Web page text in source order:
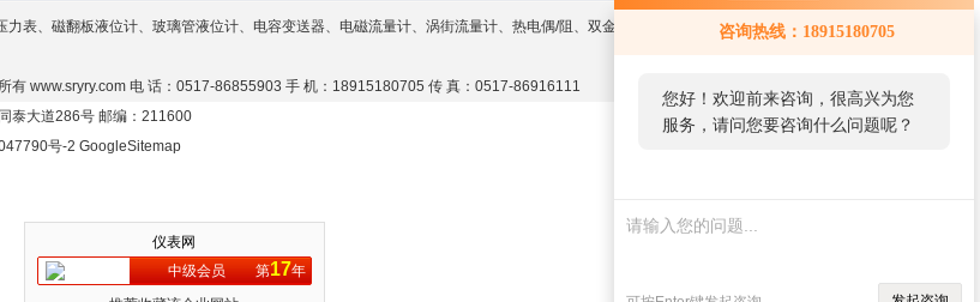
咨询热线：18915180705
您好！欢迎前来咨询，很高兴为您
服务，请问您要咨询什么问题呢？
表、磁翻板液位计、玻璃管液位计、电容变送器、电磁流量计、涡街流量计、热电偶/阻、双金属温度计、数显
有 www.sryry.com 电 话：0517-86855903 手 机：18915180705 传 真：0517-86916111
泰大道286号 邮编：211600
号-2 GoogleSitemap
仪表网
中级会员
第17年